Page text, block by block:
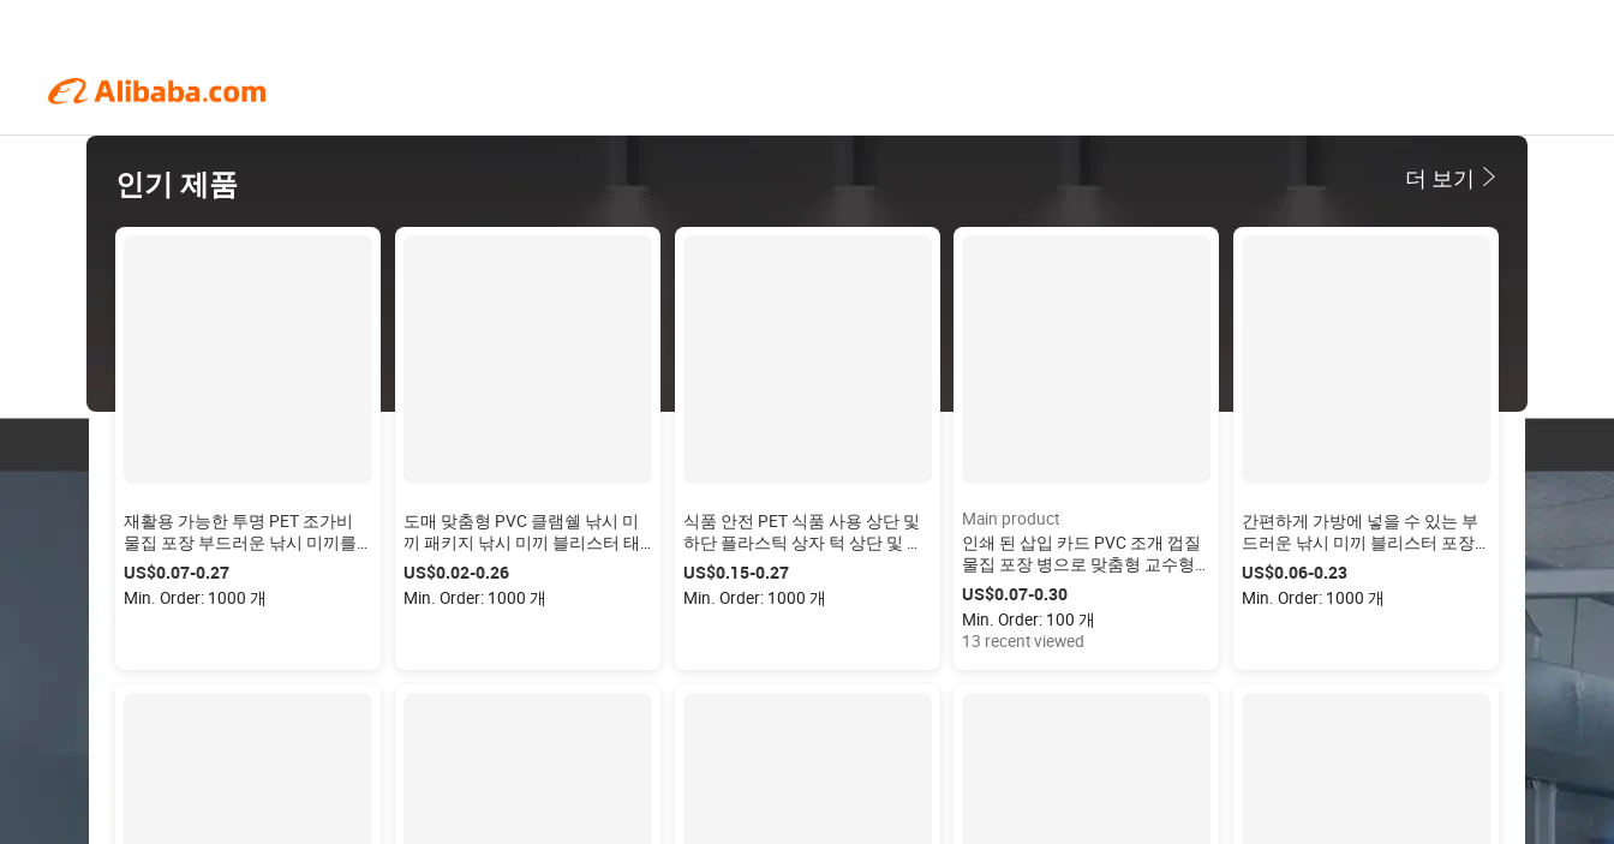
인기 제품 더 보기
재활용 가능한 투명 PET 조가비
물집 포장 부드러운 낚시 미끼를
위한 맞춤형 물집 포장
US$0.07-0.27
Min. Order: 1000 개
도매 맞춤형 PVC 클램쉘 낚시 미
끼 패키지 낚시 미끼 블리스터 태
클 박스 클램쉘 낚시 미끼 클램쉘
포장
US$0.02-0.26
Min. Order: 1000 개
식품 안전 PET 식품 사용 상단 및
하단 플라스틱 상자 턱 상단 및 하
단 상자 포장
US$0.15-0.27
Min. Order: 1000 개
Main product
인쇄 된 삽입 카드 PVC 조개 껍질
물집 포장 병으로 맞춤형 교수형
조개 껍질 물집 포장
US$0.07-0.30
Min. Order: 100 개
13 recent viewed
간편하게 가방에 넣을 수 있는 부
드러운 낚시 미끼 블리스터 포장
맞춤형 클램쉘 인서트 포장
US$0.06-0.23
Min. Order: 1000 개